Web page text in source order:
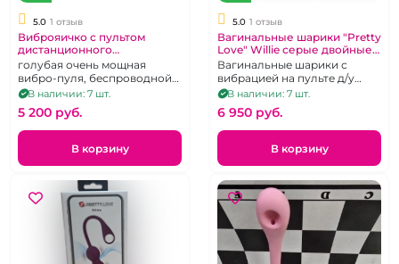
5.0 1 отзыв
Виброяичко с пультом
дистанционного
управления "Pretty Love"
голубая очень мощная
вибро-пуля, беспроводной
пульт ДУ, 12 режимов
В наличии: 7 шт.
5 200 pуб.
В корзину
5.0 1 отзыв
Вагинальные шарики "Pretty
Love" Willie серые двойные
на пульте
Вагинальные шарики с
вибрацией на пульте д/у
перезаряжаемые.
В наличии: 7 шт.
6 950 pуб.
В корзину